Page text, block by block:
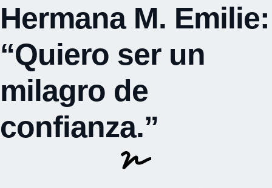
Hermana M. Emilie:
“Quiero ser un
milagro de
confianza.”